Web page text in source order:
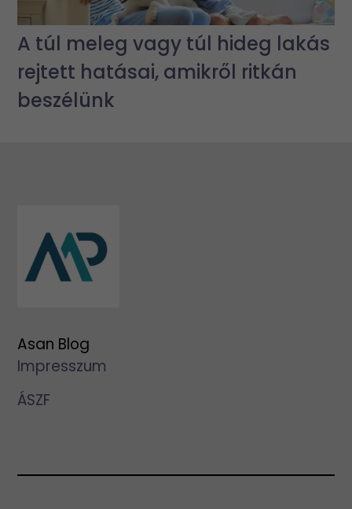
A túl meleg vagy túl hideg lakás
rejtett hatásai, amikről ritkán
beszélünk
Asan Blog
Impresszum
ÁSZF